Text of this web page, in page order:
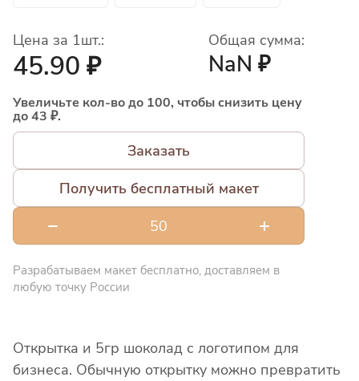
Цена за 1шт.:
45.90 ₽
Общая сумма:
NaN ₽
Увеличьте кол-во до 100, чтобы снизить цену
до 43 ₽.
Заказать
Получить бесплатный макет
Разрабатываем макет бесплатно, доставляем в
любую точку России
Открытка и 5гр шоколад с логотипом для
бизнеса. Обычную открытку можно превратить